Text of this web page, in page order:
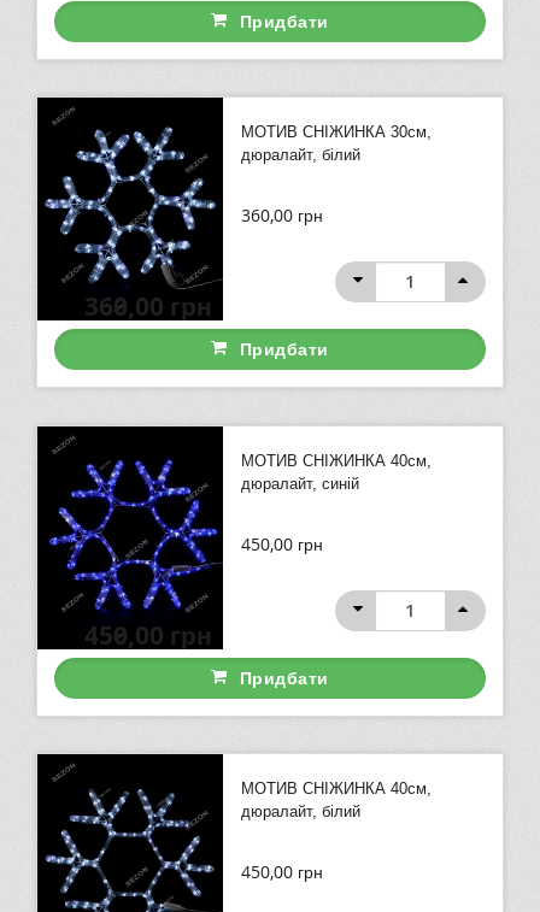
Придбати
МОТИВ СНІЖИНКА 30см,
дюралайт, білий
360,00 грн
360,00 грн
Придбати
МОТИВ СНІЖИНКА 40см,
дюралайт, синій
450,00 грн
450,00 грн
Придбати
МОТИВ СНІЖИНКА 40см,
дюралайт, білий
450,00 грн